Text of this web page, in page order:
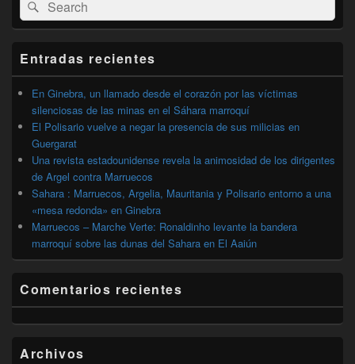
área
de
lateral
primaria
por:
Entradas recientes
En Ginebra, un llamado desde el corazón por las víctimas
silenciosas de las minas en el Sáhara marroquí
El Polisario vuelve a negar la presencia de sus milicias en
Guergarat
Una revista estadounidense revela la animosidad de los dirigentes
de Argel contra Marruecos
Sahara : Marruecos, Argelia, Mauritania y Polisario entorno a una
«mesa redonda» en Ginebra
Marruecos – Marche Verte: Ronaldinho levante la bandera
marroquí sobre las dunas del Sahara en El Aaiún
Comentarios recientes
Archivos